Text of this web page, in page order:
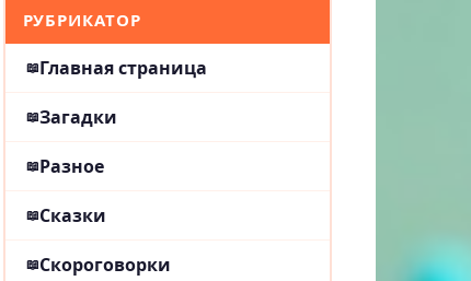
РУБРИКАТОР
Главная страница
Загадки
Разное
Сказки
Скороговорки